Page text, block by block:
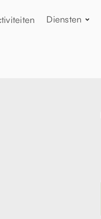
Diensten